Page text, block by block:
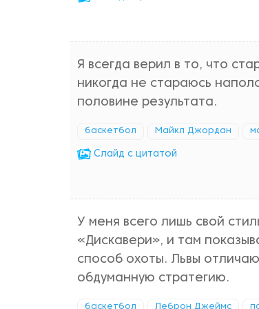
Я всегда верил в то, что
никогда не стараюсь
половине результата.
баскетбол Майкл Джордан
Cлайд с цитатой
У меня всего лишь свой
«Дискавери», и там
способ охоты. Львы
обдуманную стратегию.
баскетбол Леброн Джеймс